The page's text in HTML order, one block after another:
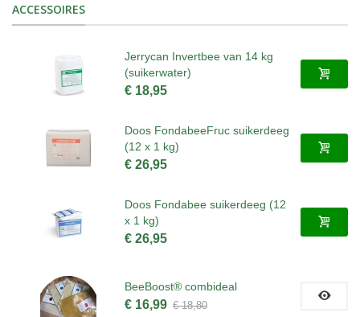
ACCESSOIRES
Jerrycan Invertbee van 14 kg
(suikerwater)
€ 18,95
Doos FondabeeFruc suikerdeeg
(12 x 1 kg)
€ 26,95
Doos Fondabee suikerdeeg (12
x 1 kg)
€ 26,95
BeeBoost® combideal
€ 16,99 € 18,80